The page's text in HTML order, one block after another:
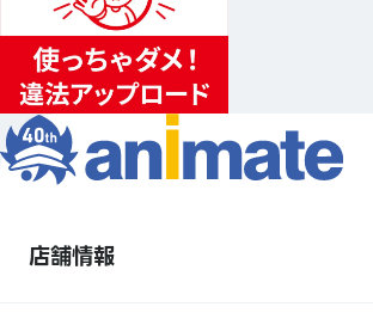
店舗情報